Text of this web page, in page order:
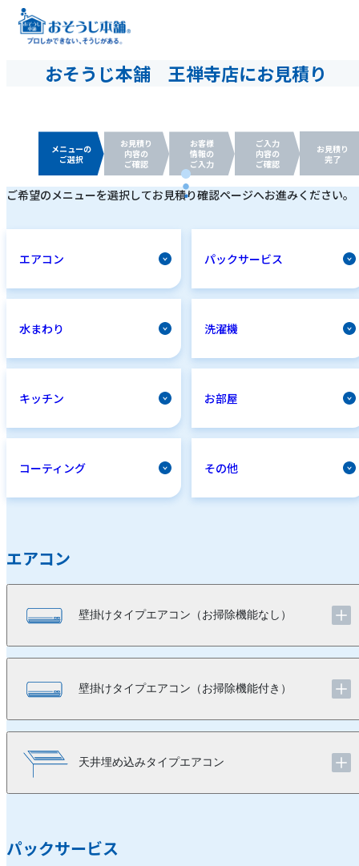
おそうじ本舗 王禅寺店にお見積り
メニューの
ご選択
お見積り
内容の
ご確認
お客様
情報の
ご入力
ご入力
内容の
ご確認
お見積り
完了
ご希望のメニューを選択してお見積り確認ページへお進みください。
エアコン パックサービス
水まわり 洗濯機
キッチン お部屋
コーティング その他
エアコン
壁掛けタイプエアコン（お掃除機能なし）
壁掛けタイプエアコン（お掃除機能付き）
天井埋め込みタイプエアコン
パックサービス